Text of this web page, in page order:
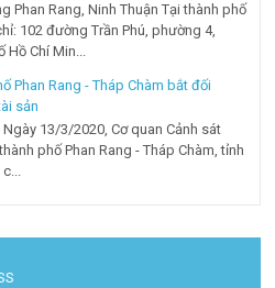
Phan Rang, Ninh Thuận Tại thành phố
102 đường Trần Phú, phường 4,
Chí Min...
Phan Rang - Tháp Chàm bắt đối
sản
13/3/2020, Cơ quan Cảnh sát
phố Phan Rang - Tháp Chàm, tỉnh